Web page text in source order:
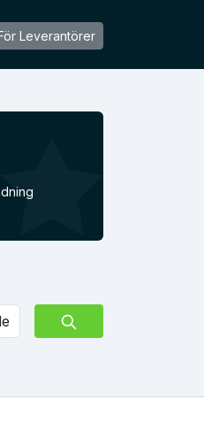
Leverantörer